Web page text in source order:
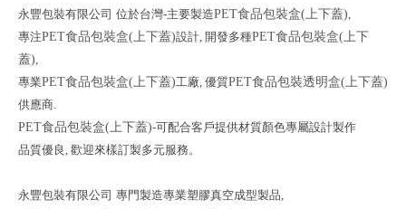
永豐包裝有限公司 位於台灣-主要製造PET食品包裝盒(上下蓋)
專注PET食品包裝盒(上下蓋)設計, 開發多種PET食品包裝盒(上下
蓋)
專業PET食品包裝盒(上下蓋)工廠, 優質PET食品包裝透明盒(上下蓋)
供應商.
PET食品包裝盒(上下蓋)-可配合客戶提供材質顏色專屬設計製作
品質優良, 歡迎來樣訂製多元服務。
永豐包裝有限公司 專門製造專業塑膠真空成型製品,